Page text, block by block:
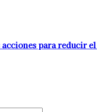
para reducir